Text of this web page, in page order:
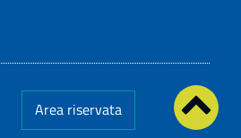
Area riservata